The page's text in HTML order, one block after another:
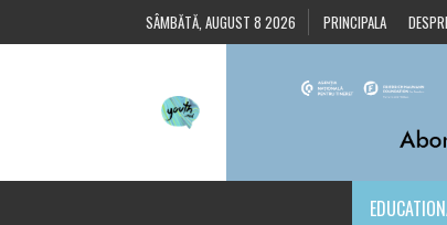
SÂMBĂTĂ, AUGUST 8 2026 PRINCIPALA